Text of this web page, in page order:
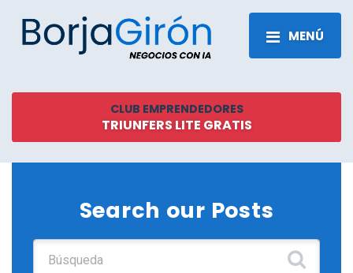
MENÚ
CLUB EMPRENDEDORES
TRIUNFERS LITE GRATIS
Search our Posts